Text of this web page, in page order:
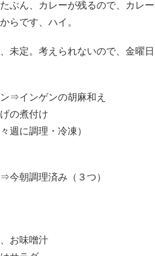
ぶん、カレーが残るので、カレ
らです、ハイ。
未定。考えられないので、金曜日
⇒インゲンの胡麻和え
の煮付け
週に調理・冷凍）
今朝調理済み（３つ）
お味噌汁